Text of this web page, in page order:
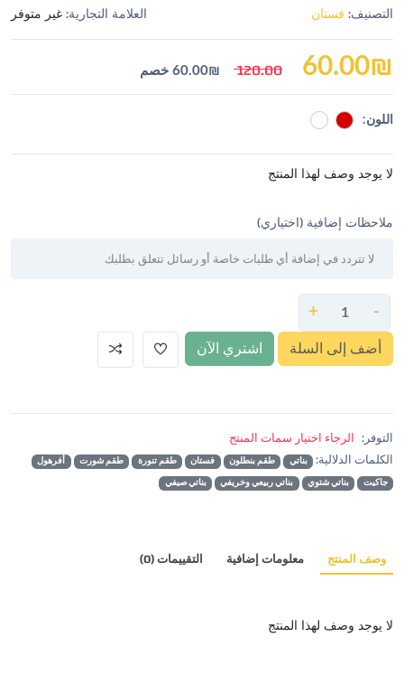
التصنيف:فستان العلامة التجارية:غير متوفر
60.00₪
120.00
60.00₪ خصم
اللون:
لا يوجد وصف لهذا المنتج
ملاحظات إضافية (اختياري)
-
+
أضف إلى السلة اشتري الآن
التوفر: الرجاء اختيار سمات المنتج
الكلمات الدلالية:
بناتي طقم بنطلون فستان طقم تنورة طقم شورت أفرهول
جاكيت بناتي شتوي بناتي ربيعي وخريفي بناتي صيفي
وصف المنتج معلومات إضافية التقييمات (0)
لا يوجد وصف لهذا المنتج